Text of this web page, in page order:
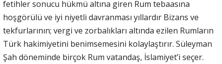
fetihler sonucu hükmü altına giren Rum tebaasına
hoşgörülü ve iyi niyetli davranması yıllardır Bizans ve
tekfurlarının; vergi ve zorbalıkları altında ezilen Rumların
Türk hakimiyetini benimsemesini kolaylaştırır. Süleyman
Şah döneminde birçok Rum vatandaş, İslamiyet’i seçer.